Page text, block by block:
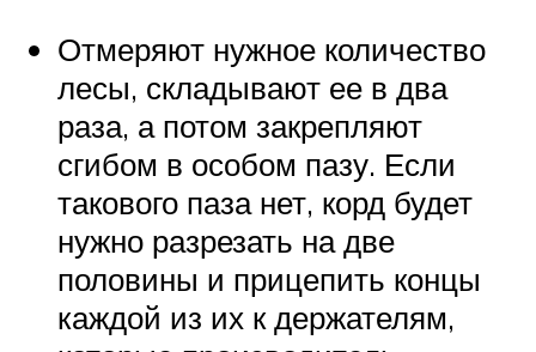
Отмеряют нужное количество
лесы, складывают ее в два
раза, а потом закрепляют
сгибом в особом пазу. Если
такового паза нет, корд будет
нужно разрезать на две
половины и прицепить концы
каждой из их к держателям,